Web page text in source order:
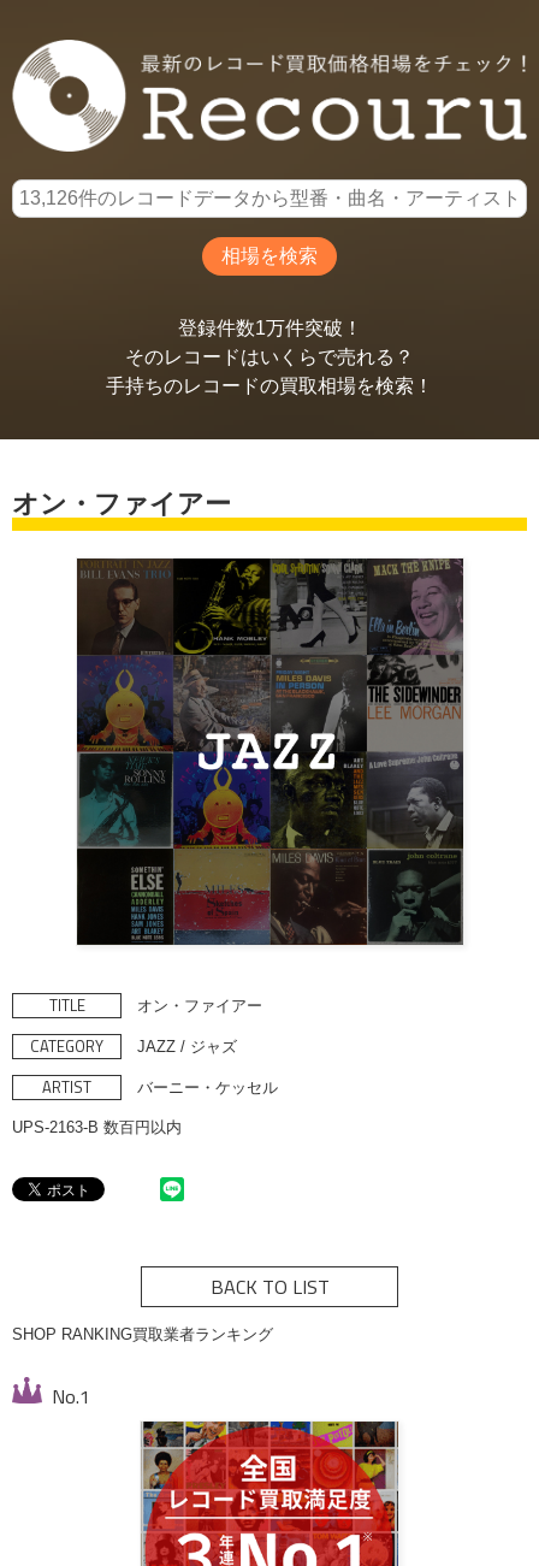
登録件数1万件突破！
そのレコードはいくらで売れる？
手持ちのレコードの買取相場を検索！
オン・ファイアー
TITLE オン・ファイアー
CATEGORY JAZZ / ジャズ
ARTIST バーニー・ケッセル
UPS-2163-B 数百円以内
BACK TO LIST
SHOP RANKING買取業者ランキング